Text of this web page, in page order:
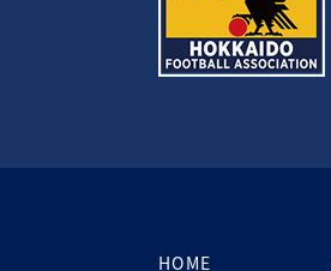
HOME